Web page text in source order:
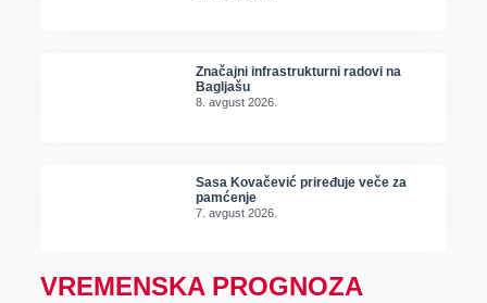
Značajni infrastrukturni radovi na
Bagljašu
8. avgust 2026.
Sasa Kovačević priređuje veče za
pamćenje
7. avgust 2026.
VREMENSKA PROGNOZA